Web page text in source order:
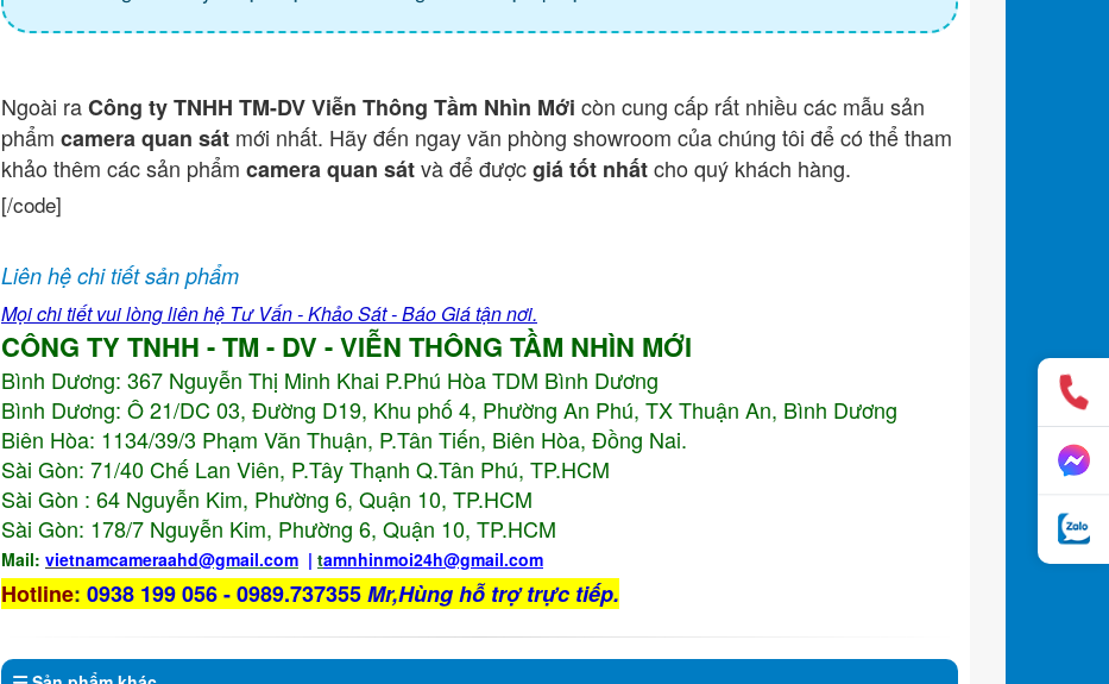
Ngoài raCông ty TNHH TM-DV Viễn Thông Tầm Nhìn Mới còn cung cấp rất nhiều các mẫu sản
phẩm camera quan sát mới nhất. Hãy đến ngay văn phòng showroom của chúng tôi để có thể tham
khảo thêm các sản phẩm camera quan sátvà để đượcgiá tốt nhấtcho quý khách hàng.
[/code]
Liên hệ chi tiết sản phẩm
Mọi chi tiết vui lòng liên hệ Tư Vấn - Khảo Sát - Báo Giá tận nơi.
CÔNG TY TNHH - TM - DV - VIỄN THÔNG TẦM NHÌN MỚI
Bình Dương: 367 Nguyễn Thị Minh Khai P.Phú Hòa TDM Bình Dương
Bình Dương: Ô 21/DC 03, Đường D19, Khu phố 4, Phường An Phú, TX Thuận An, Bình Dương
Biên Hòa: 1134/39/3 Phạm Văn Thuận, P.Tân Tiến, Biên Hòa, Đồng Nai.
Sài Gòn: 71/40 Chế Lan Viên, P.Tây Thạnh Q.Tân Phú, TP.HCM
Sài Gòn : 64 Nguyễn Kim, Phường 6, Quận 10, TP.HCM
Sài Gòn: 178/7 Nguyễn Kim, Phường 6, Quận 10, TP.HCM
Mail: vietnamcameraahd@gmail.com | tamnhinmoi24h@gmail.com
Hotline: 0938 199 056 - 0989.737355Mr,Hùng hỗ trợ trực tiếp.